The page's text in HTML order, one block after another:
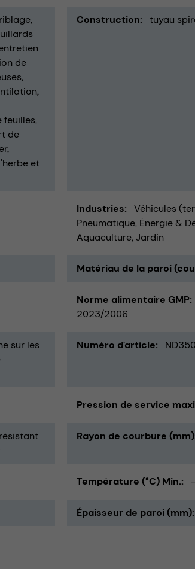
de
feuilles
de
et
Construction tuyau
Industries
Véhicules
Pneumatique Énergie &
Aquaculture Jardin
Matériau de la paroi
Norme alimentaire GMP
2023/2006
sur les
Numéro d'article
Pression de service
résistant
Rayon de courbure (mm)
Température (°C) Min.
Épaisseur de paroi (mm)